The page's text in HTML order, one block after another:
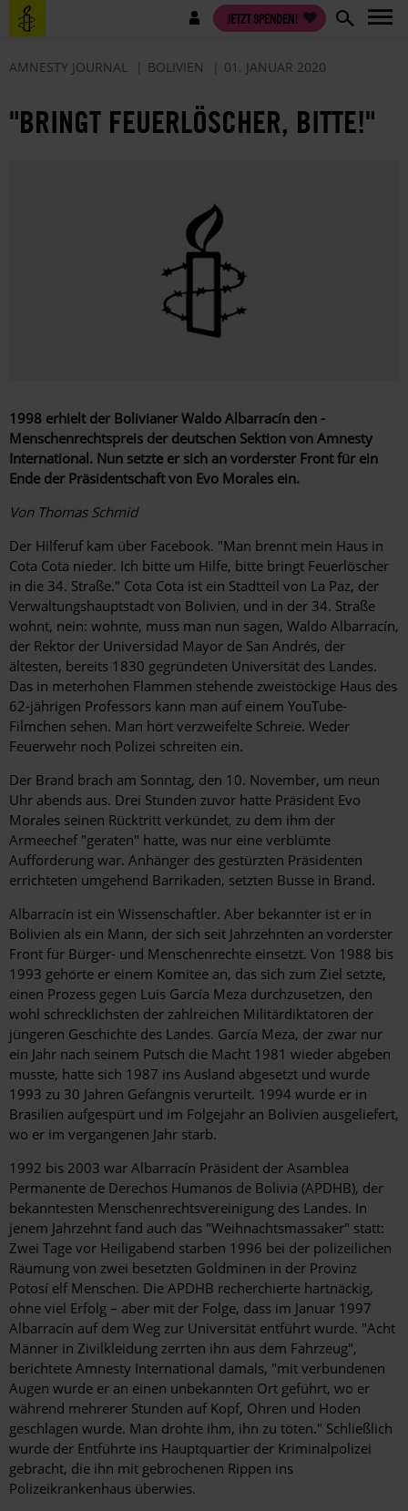
Direkt
zum
Benutzermenü JETZT SPENDEN!
AMNESTY JOURNAL BOLIVIEN 01. JANUAR 2020
"BRINGT FEUERLÖSCHER, BITTE!"
1998 erhielt der Bolivianer Waldo Albarracín den ­
Menschenrechtspreis der deutschen Sektion von Amnesty
International. Nun setzte er sich an vorderster Front für ein
Ende der Präsidentschaft von Evo Morales ein.
Von Thomas Schmid
Der Hilferuf kam über Facebook. "Man brennt mein Haus in
Cota Cota nieder. Ich bitte um Hilfe, bitte bringt Feuerlöscher
in die 34. Straße." Cota Cota ist ein Stadtteil von La Paz, der
Verwaltungshauptstadt von Bolivien, und in der 34. Straße
wohnt, nein: wohnte, muss man nun sagen, Waldo Albarracín,
der Rektor der Universidad Mayor de San Andrés, der
ältesten, bereits 1830 gegründeten Universität des Landes.
Das in meterhohen Flammen stehende zweistöckige Haus des
62-jährigen Professors kann man auf einem YouTube-
Filmchen sehen. Man hört verzweifelte Schreie. Weder
Feuerwehr noch Polizei schreiten ein.
Der Brand brach am Sonntag, den 10. November, um neun
Uhr abends aus. Drei Stunden zuvor hatte Präsident Evo
Morales seinen Rücktritt verkündet, zu dem ihm der
Armeechef "geraten" hatte, was nur eine verblümte
Aufforderung war. Anhänger des gestürzten Präsidenten
errichteten umgehend Barrikaden, setzten Busse in Brand.
Albarracín ist ein Wissenschaftler. Aber bekannter ist er in
Bolivien als ein Mann, der sich seit Jahrzehnten an vorderster
Front für Bürger- und Menschenrechte einsetzt. Von 1988 bis
1993 gehörte er einem Komitee an, das sich zum Ziel setzte,
einen Prozess gegen Luis García Meza durchzusetzen, den
wohl schrecklichsten der zahlreichen Militärdiktatoren der
jüngeren Geschichte des Landes. García Meza, der zwar nur
ein Jahr nach seinem Putsch die Macht 1981 wieder abgeben
musste, hatte sich 1987 ins Ausland abgesetzt und wurde
1993 zu 30 Jahren Gefängnis verurteilt. 1994 wurde er in
Brasilien aufgespürt und im Folgejahr an Bolivien ausgeliefert,
wo er im vergangenen Jahr starb.
1992 bis 2003 war Albarracín Präsident der Asamblea
Permanente de Derechos Humanos de Bolivia (APDHB), der
bekanntesten Menschenrechtsvereinigung des Landes. In
jenem Jahrzehnt fand auch das "Weihnachtsmassaker" statt:
Zwei Tage vor Heilig­abend starben 1996 bei der polizeilichen
Räumung von zwei ­besetzten Goldminen in der Provinz
Potosí elf Menschen. Die APDHB recherchierte hartnäckig,
ohne viel Erfolg – aber mit der Folge, dass im Januar 1997
Albarracín auf dem Weg zur Universität entführt wurde. "Acht
Männer in Zivilkleidung zerrten ihn aus dem Fahrzeug",
berichtete Amnesty International damals, "mit verbundenen
Augen wurde er an einen unbekannten Ort geführt, wo er
während mehrerer Stunden auf Kopf, Ohren und Hoden
geschlagen wurde. Man drohte ihm, ihn zu töten." Schließlich
wurde der Entführte ins Hauptquartier der Kriminalpolizei
gebracht, die ihn mit gebrochenen Rippen ins
Polizeikrankenhaus überwies.